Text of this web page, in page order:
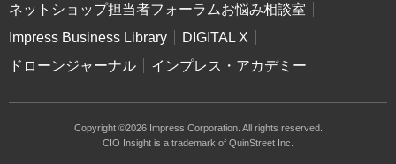
ネットショップ担当者フォーラムお悩み相談室
Impress Business Library
DIGITAL X
ドローンジャーナル
インプレス・アカデミー
Copyright ©2026 Impress Corporation. All rights reserved.
CIO Insight is a trademark of QuinStreet Inc.